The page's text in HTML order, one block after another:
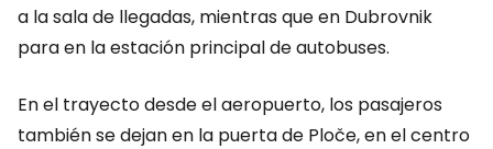
a la sala de llegadas, mientras que en Dubrovnik
para en la estación principal de autobuses.
En el trayecto desde el aeropuerto, los pasajeros
también se dejan en la puerta de Ploče, en el centro